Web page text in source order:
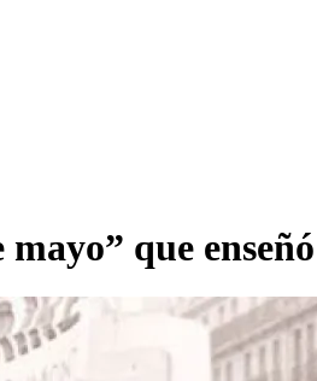
que